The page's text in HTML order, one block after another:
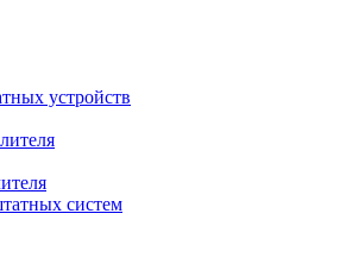
устройств
систем